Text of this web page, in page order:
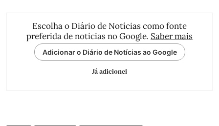
Escolha o Diário de Notícias como fonte
preferida de notícias no Google. Saber mais
Adicionar o Diário de Notícias ao Google
Já adicionei